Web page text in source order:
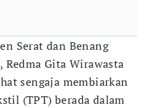
Serat dan Benang
Gita Wirawasta
sengaja membiarkan
(TPT) berada dalam